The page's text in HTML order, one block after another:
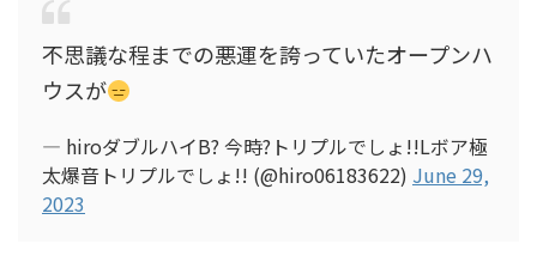
不思議な程までの悪運を誇っていたオープンハ
ウスが
— hiroダブルハイB? 今時?トリプルでしょ!!Lボア極
太爆音トリプルでしょ!! (@hiro06183622) June 29,
2023